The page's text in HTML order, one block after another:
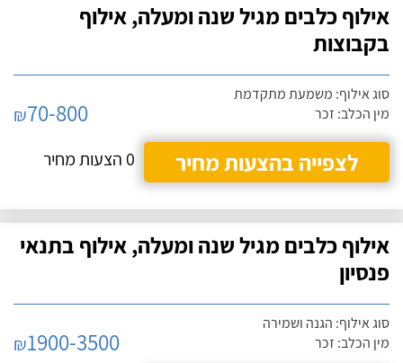
אילוף כלבים מגיל שנה ומעלה, אילוף
בקבוצות
סוג אילוף: משמעת מתקדמת
מין הכלב: זכר
₪70-800
לצפייה בהצעות מחיר
0 הצעות מחיר
אילוף כלבים מגיל שנה ומעלה, אילוף בתנאי
פנסיון
סוג אילוף: הגנה ושמירה
מין הכלב: זכר
₪1900-3500